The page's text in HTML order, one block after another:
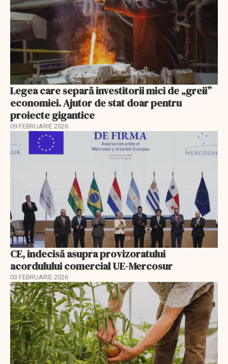
Legea care separă investitorii mici de „greii”
economiei. Ajutor de stat doar pentru
proiecte gigantice
09 FEBRUARIE 2026
CE, indecisă asupra provizoratului
acordulului comercial UE-Mercosur
03 FEBRUARIE 2026